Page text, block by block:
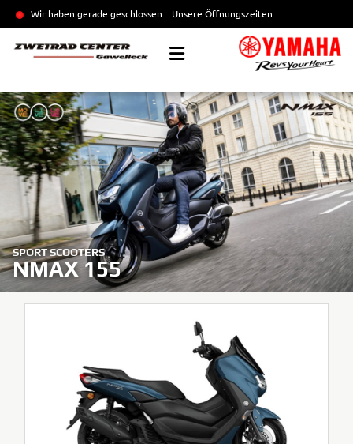
Wir haben gerade geschlossen Unsere Öffnungszeiten
SPORT SCOOTERS
NMAX 155